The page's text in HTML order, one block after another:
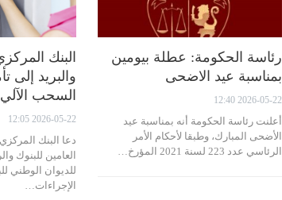
رئاسة الحكومة: عطلة بيومين
بمناسبة عيد الاضحى
2026-05-22 12:40
أعلنت رئاسة الحكومة أنه بمناسبة عيد
الأضحى المبارك، وطبقا لأحكام الأمر
الرئاسي عدد 223 لسنة 2021 المؤرخ…
البنك
والبريد إلى
السحب
2026-05-22 12:05
دعا البنك
العامين للبنوك
للديوان الوطني
الإجراءات…